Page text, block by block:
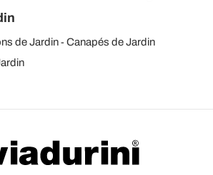
de Jardin
Canapés de Jardin